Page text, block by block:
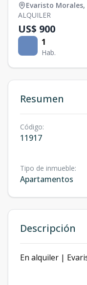
Evaristo Morales,
ALQUILER
US$ 900
1
Hab.
Resumen
Código:
11917
Tipo de inmueble:
Apartamentos
Descripción
En alquiler |